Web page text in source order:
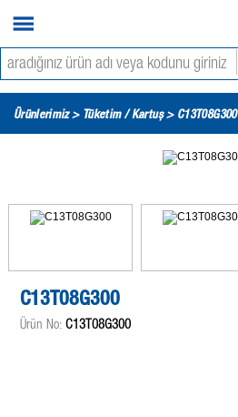
Ürünlerimiz > Tüketim / Kartuş> C13T08G300
C13T08G300
Ürün No:C13T08G300